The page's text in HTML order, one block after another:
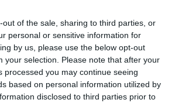
out of the sale, sharing to third parties, or
personal or sensitive information for
by us, please use the below opt-out
your selection. Please note that after your
processed you may continue seeing
based on personal information utilized by
disclosed to third parties prior to